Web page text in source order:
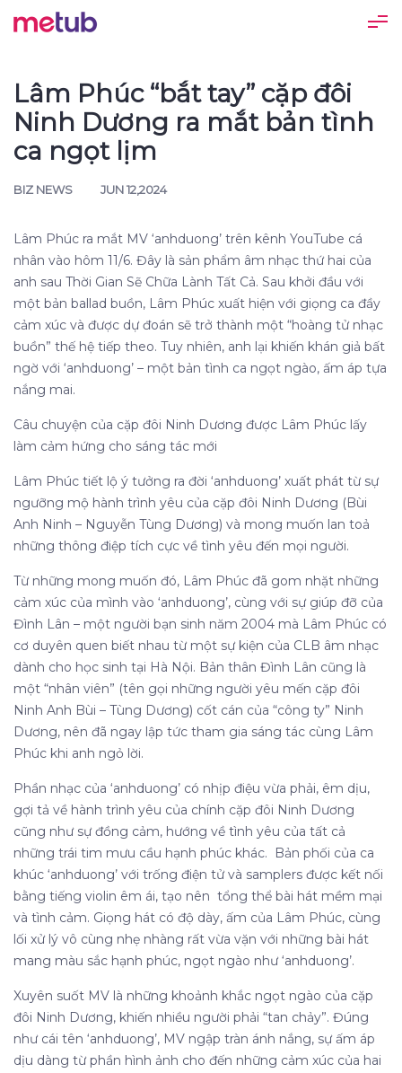
Lâm Phúc “bắt tay” cặp đôi
Ninh Dương ra mắt bản tình
ca ngọt lịm
BIZ NEWS JUN 12,2024
Lâm Phúc ra mắt MV ‘anhduong’ trên kênh YouTube cá
nhân vào hôm 11/6. Đây là sản phẩm âm nhạc thứ hai của
anh sau Thời Gian Sẽ Chữa Lành Tất Cả. Sau khởi đầu với
một bản ballad buồn, Lâm Phúc xuất hiện với giọng ca đầy
cảm xúc và được dự đoán sẽ trở thành một “hoàng tử nhạc
buồn” thế hệ tiếp theo. Tuy nhiên, anh lại khiến khán giả bất
ngờ với ‘anhduong’ – một bản tình ca ngọt ngào, ấm áp tựa
nắng mai.
Câu chuyện của cặp đôi Ninh Dương được Lâm Phúc lấy
làm cảm hứng cho sáng tác mới
Lâm Phúc tiết lộ ý tưởng ra đời ‘anhduong’ xuất phát từ sự
ngưỡng mộ hành trình yêu của cặp đôi Ninh Dương (Bùi
Anh Ninh – Nguyễn Tùng Dương) và mong muốn lan toả
những thông điệp tích cực về tình yêu đến mọi người.
Từ những mong muốn đó, Lâm Phúc đã gom nhặt những
cảm xúc của mình vào ‘anhduong’, cùng với sự giúp đỡ của
Đình Lân – một người bạn sinh năm 2004 mà Lâm Phúc có
cơ duyên quen biết nhau từ một sự kiện của CLB âm nhạc
dành cho học sinh tại Hà Nội. Bản thân Đình Lân cũng là
một “nhân viên” (tên gọi những người yêu mến cặp đôi
Ninh Anh Bùi – Tùng Dương) cốt cán của “công ty” Ninh
Dương, nên đã ngay lập tức tham gia sáng tác cùng Lâm
Phúc khi anh ngỏ lời.
Phần nhạc của ‘anhduong’ có nhịp điệu vừa phải, êm dịu,
gợi tả về hành trình yêu của chính cặp đôi Ninh Dương
cũng như sự đồng cảm, hướng về tình yêu của tất cả
những trái tim mưu cầu hạnh phúc khác. Bản phối của ca
khúc ‘anhduong’ với trống điện tử và samplers được kết nối
bằng tiếng violin êm ái, tạo nên tổng thể bài hát mềm mại
và tình cảm. Giọng hát có độ dày, ấm của Lâm Phúc, cùng
lối xử lý vô cùng nhẹ nhàng rất vừa vặn với những bài hát
mang màu sắc hạnh phúc, ngọt ngào như ‘anhduong’.
Xuyên suốt MV là những khoảnh khắc ngọt ngào của cặp
đôi Ninh Dương, khiến nhiều người phải “tan chảy”. Đúng
như cái tên ‘anhduong’, MV ngập tràn ánh nắng, sự ấm áp
dịu dàng từ phần hình ảnh cho đến những cảm xúc của hai